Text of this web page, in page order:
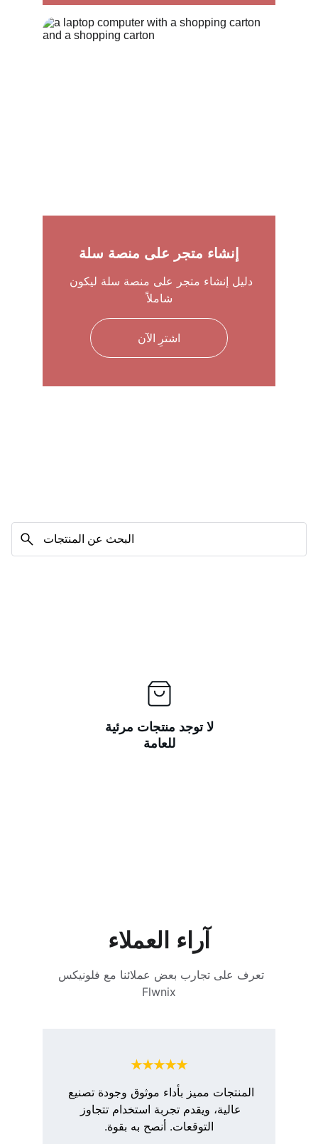
إنشاء متجر على منصة سلة
دليل إنشاء متجر على منصة سلة ليكون
شاملاً
اشترِ الآن
لا توجد منتجات مرئية
للعامة
آراء العملاء
تعرف على تجارب بعض عملائنا مع فلونيكس
Flwnix
المنتجات مميز بأداء موثوق وجودة تصنيع
عالية، ويقدم تجربة استخدام تتجاوز
التوقعات. أنصح به بقوة.
★★★★★